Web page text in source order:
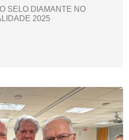
SELO DIAMANTE NO
2025